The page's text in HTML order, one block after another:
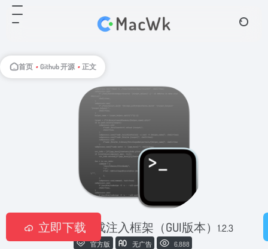
首页 • Github 开源 • 正文
🔥 macOS集成注入框架（GUI版本） 1.2.3
官方版 无广告 6,888
立即下载